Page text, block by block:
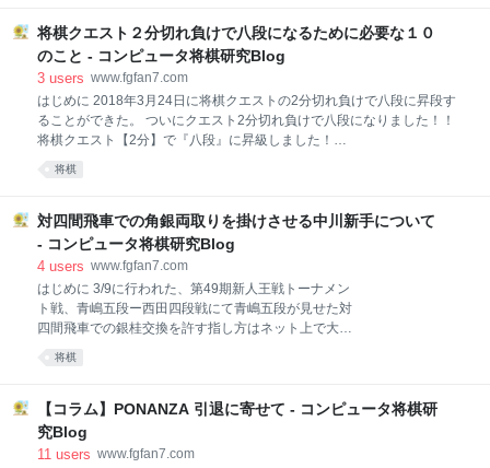
トマホークの実戦例 動く将棋盤は以下のリンクから
https://shogi.io/kifus/2167
てはこの記事の最後に説明します。） 本記事では本書
がどのような構成になっているか等を説明します。
「コンピュータ発！現代将棋新定跡」は４つの章で構
ひとつひとつの章の内容を充実させるために最終的に
４つの章での構成になりました。 どれも今までこのブ
ログで取りあげてきた戦法・作戦ですが、その内容を
大幅に加筆・修正して内容をパワーアップさせていま
将棋クエスト２分切れ負けで八段になるために必要な１０
のこと - コンピュータ将棋研究Blog
3 users www.fgfan7.com
はじめに 2018年3月24日に将棋クエストの2分切れ負けで八段に昇段す
ることができた。 ついにクエスト2分切れ負けで八段になりました！！
将棋クエスト【2分】で『八段』に昇級しました！
https://t.co/o9nIA9bYvj #将棋クエスト #ShogiQuest
pic.twitter.com/UVksQULSYY— suimon (@floodgate_fan) 2018年3月23
段 2015/09/21https://t.co/Wu8O1VTuch 七段
2016/08/08https://t.co/WaBIVIaABD 八段
2018/03/23https://t.co/xT9utubkGB— suimon (@floodgate_fan) 2018年3
将棋
対四間飛車での角銀両取りを掛けさせる中川新手について
- コンピュータ将棋研究Blog
4 users www.fgfan7.com
はじめに 3/9に行われた、第49期新人王戦トーナメン
ト戦、青嶋五段ー西田四段戦にて青嶋五段が見せた対
四間飛車での銀桂交換を許す指し方はネット上で大き
な反響があった。 この指し方は中川大輔八段が得意と
していたという。 以下、将棋世界2005年2月号に掲載
引用する。 手数＝27 ▲３七桂 まで 後手：後手 後手：
後手 後手の持駒：なし ９ ８ ７ ６ ５ ４ ３ ２ １ +------
---------------------+ |v香v桂 ・ ・ ・v金v銀v桂 ・|一 | ・v
将棋
【コラム】PONANZA 引退に寄せて - コンピュータ将棋研
究Blog
11 users www.fgfan7.com